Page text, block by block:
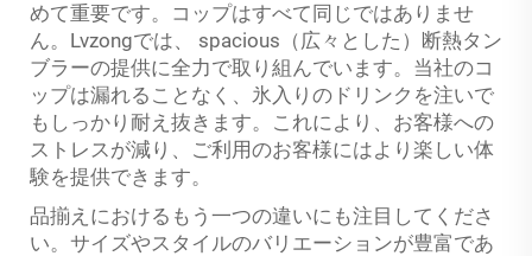
めて重要です。コップはすべて同じではありませ
ん。Lvzongでは、 spacious（広々とした）断熱タン
ブラーの提供に全力で取り組んでいます。当社のコ
ップは漏れることなく、氷入りのドリンクを注いで
もしっかり耐え抜きます。これにより、お客様への
ストレスが減り、ご利用のお客様にはより楽しい体
験を提供できます。
品揃えにおけるもう一つの違いにも注目してくださ
い。サイズやスタイルのバリエーションが豊富であ